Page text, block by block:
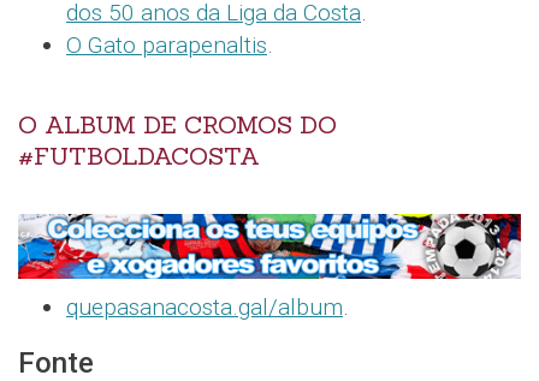
dos 50 anos da Liga da Costa.
O Gato parapenaltis.
O ALBUM DE CROMOS DO
#FUTBOLDACOSTA
quepasanacosta.gal/album.
Fonte